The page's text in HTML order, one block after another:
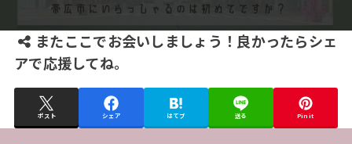
またここでお会いしましょう！良かったらシェ
アで応援してね。
ポスト シェア はてブ 送る Pin it